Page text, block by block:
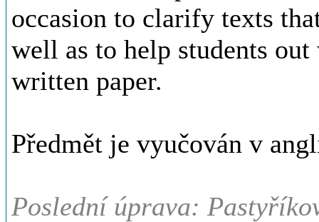
occasion to clarify texts
well as to help students
written paper.
Předmět je vyučován v
Poslední úprava: